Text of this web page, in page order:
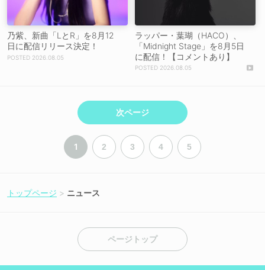
乃紫、新曲「LとR」を8月12
日に配信リリース決定！
2026.08.05
ラッパー・葉瑚（HACO）、
「Midnight Stage」を8月5日
に配信！【コメントあり】
2026.08.05
次ページ
1 2 3 4 5
トップページ ニュース
ページトップ